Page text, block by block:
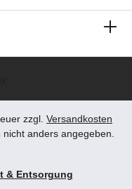
zzgl. Versandkosten
anders angegeben.
& Entsorgung